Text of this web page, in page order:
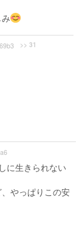
>> 31
に生きられない
やっぱりこの安